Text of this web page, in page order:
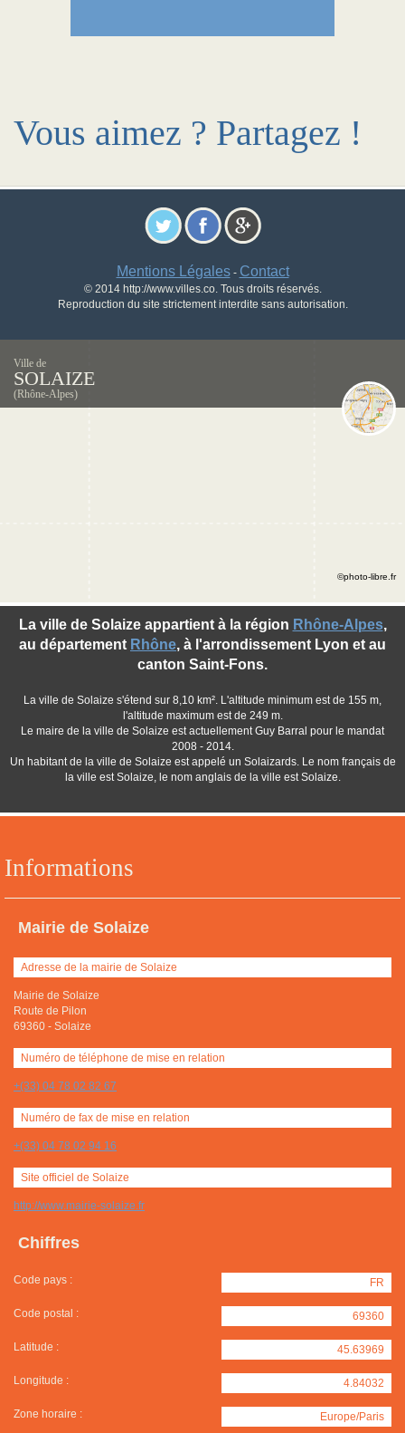
Vous aimez ? Partagez !
Mentions Légales- Contact
© 2014 http://www.villes.co. Tous droits réservés.
Reproduction du site strictement interdite sans autorisation.
Ville de
SOLAIZE
(Rhône-Alpes)
Informations
Mairie de Solaize
Adresse de la mairie de Solaize
Mairie de Solaize
Route de Pilon
69360 - Solaize
Numéro de téléphone de mise en relation
+(33) 04 78 02 82 67
Numéro de fax de mise en relation
+(33) 04 78 02 94 16
Site officiel de Solaize
http://www.mairie-solaize.fr
Chiffres
Code pays : FR
Code postal : 69360
Latitude : 45.63969
Longitude : 4.84032
Zone horaire : Europe/Paris
La ville de Solaize appartient à la région Rhône-Alpes,
au département Rhône, à l'arrondissement Lyon et au
canton Saint-Fons.
La ville de Solaize s'étend sur 8,10 km². L'altitude minimum est de 155 m,
l'altitude maximum est de 249 m.
Le maire de la ville de Solaize est actuellement Guy Barral pour le mandat
2008 - 2014.
Un habitant de la ville de Solaize est appelé un Solaizards. Le nom français de
la ville est Solaize, le nom anglais de la ville est Solaize.
©photo-libre.fr